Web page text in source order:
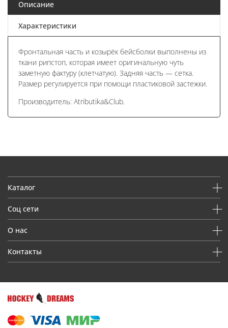
Описание
Характеристики
Фронтальная часть и козырёк бейсболки выполнены из
ткани рипстоп, которая имеет оригинальную чуть
заметную фактуру (клетчатую). Задняя часть — сетка.
Размер регулируется при помощи пластиковой застежки.
Производитель: Atributika&Club.
Каталог
Соц сети
О нас
Контакты